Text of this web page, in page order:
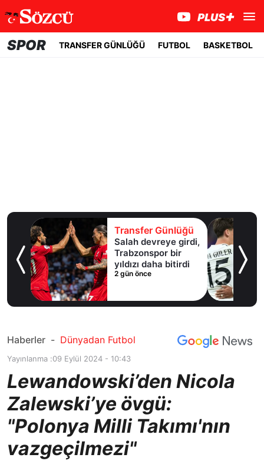
SPOR TRANSFER GÜNLÜĞÜ FUTBOL BASKETBOL
Transfer Günlüğü
Salah devreye girdi,
Trabzonspor bir
yıldızı daha bitirdi
2 gün önce
Haberler - Dünyadan Futbol
Yayınlanma :09 Eylül 2024 - 10:43
Lewandowski’den Nicola
Zalewski’ye övgü:
"Polonya Milli Takımı'nın
vazgeçilmezi"